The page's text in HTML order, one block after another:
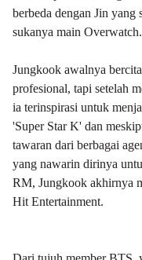
berbeda dengan Jin
sukanya main Overwatch.
Jungkook awalnya
profesional, tapi setelah
ia terinspirasi untuk
'Super Star K' dan
tawaran dari berbagai
yang nawarin dirinya
RM, Jungkook akhirnya
Hit Entertainment.